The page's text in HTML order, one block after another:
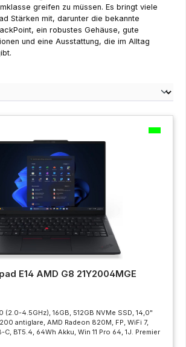
greifen zu müssen. Es bringt viele
Stärken mit, darunter die bekannte
ein robustes Gehäuse, gute
und eine Ausstattung, die im Alltag
E14 AMD G8 21Y2004MGE
(2.0-4.5GHz), 16GB, 512GB NVMe SSD, 14,0"
antiglare, AMD Radeon 820M, FP, WiFi 7,
C, BT5.4, 64Wh Akku, Win 11 Pro 64, 1J. Premier